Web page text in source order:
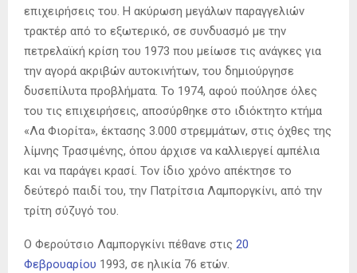
επιχειρήσεις του. Η ακύρωση μεγάλων παραγγελιών
τρακτέρ από το εξωτερικό, σε συνδυασμό με την
πετρελαϊκή κρίση του 1973 που μείωσε τις ανάγκες για
την αγορά ακριβών αυτοκινήτων, του δημιούργησε
δυσεπίλυτα προβλήματα. Το 1974, αφού πούλησε όλες
του τις επιχειρήσεις, αποσύρθηκε στο ιδιόκτητο κτήμα
«Λα Φιορίτα», έκτασης 3.000 στρεμμάτων, στις όχθες της
λίμνης Τρασιμένης, όπου άρχισε να καλλιεργεί αμπέλια
και να παράγει κρασί. Τον ίδιο χρόνο απέκτησε το
δεύτερό παιδί του, την Πατρίτσια Λαμποργκίνι, από την
τρίτη σύζυγό του.
Ο Φερούτσιο Λαμποργκίνι πέθανε στις 20
Φεβρουαρίου 1993, σε ηλικία 76 ετών.